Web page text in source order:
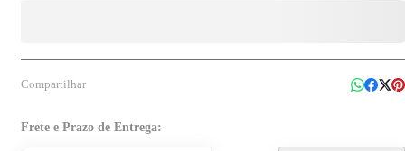
Compartilhar
Frete e Prazo de Entrega: